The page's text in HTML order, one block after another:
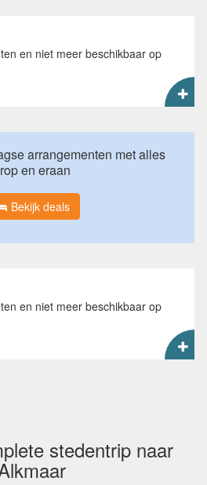
en niet meer beschikbaar op
arrangementen met alles
en eraan
Bekijk deals
en niet meer beschikbaar op
stedentrip naar